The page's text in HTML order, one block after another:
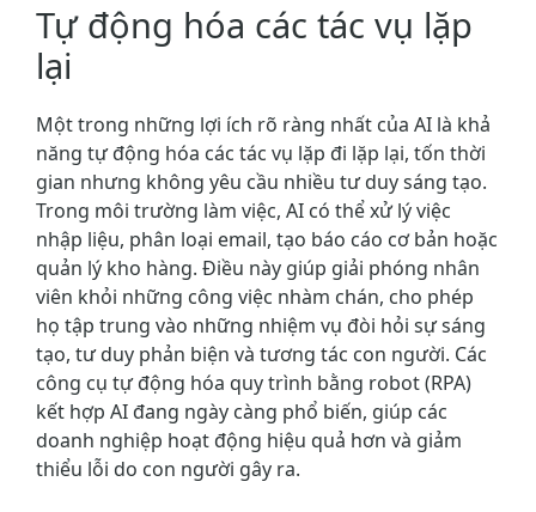
Tự động hóa các tác vụ lặp
lại
Một trong những lợi ích rõ ràng nhất của AI là khả
năng tự động hóa các tác vụ lặp đi lặp lại, tốn thời
gian nhưng không yêu cầu nhiều tư duy sáng tạo.
Trong môi trường làm việc, AI có thể xử lý việc
nhập liệu, phân loại email, tạo báo cáo cơ bản hoặc
quản lý kho hàng. Điều này giúp giải phóng nhân
viên khỏi những công việc nhàm chán, cho phép
họ tập trung vào những nhiệm vụ đòi hỏi sự sáng
tạo, tư duy phản biện và tương tác con người. Các
công cụ tự động hóa quy trình bằng robot (RPA)
kết hợp AI đang ngày càng phổ biến, giúp các
doanh nghiệp hoạt động hiệu quả hơn và giảm
thiểu lỗi do con người gây ra.